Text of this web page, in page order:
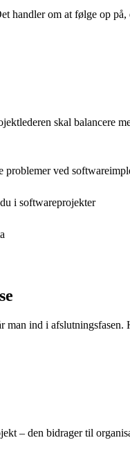
handler om at følge op
skal
problemer ved
i softwareprojekter
man ind i
– den bidrager til